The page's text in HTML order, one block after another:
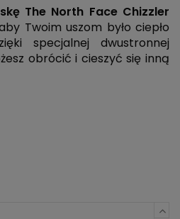
The North Face Chizzler
Twoim uszom było ciepło
specjalnej dwustronnej
obrócić i cieszyć się inną